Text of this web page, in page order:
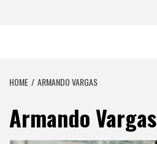
HOME ARMANDO VARGAS
Armando Vargas